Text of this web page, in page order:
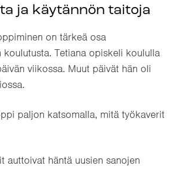
ja käytännön taitoja
on tärkeä osa
koulutusta. Tetiana opiskeli koululla
viikossa. Muut päivät hän oli
paljon katsomalla, mitä työkaverit
auttoivat häntä uusien sanojen